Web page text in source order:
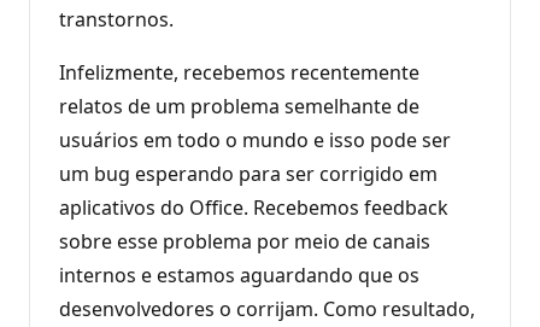
transtornos.
Infelizmente, recebemos recentemente
relatos de um problema semelhante de
usuários em todo o mundo e isso pode ser
um bug esperando para ser corrigido em
aplicativos do Office. Recebemos feedback
sobre esse problema por meio de canais
internos e estamos aguardando que os
desenvolvedores o corrijam. Como resultado,